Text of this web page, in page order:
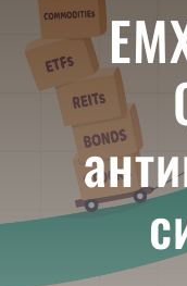
ЧТО ТАКОЕ
ИНВЕСТИЦИИ
АКТУАЛЬНЫЕ